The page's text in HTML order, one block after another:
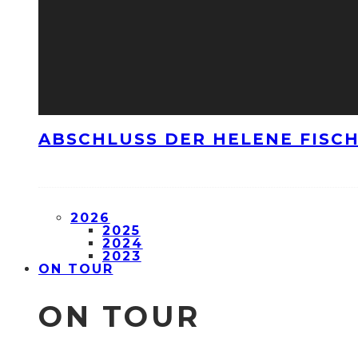
ABSCHLUSS DER HELENE
2026
2025
2024
2023
ON TOUR
ON TOUR